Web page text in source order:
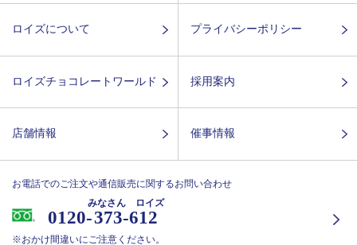
ロイズについて プライバシーポリシー
ロイズチョコレートワールド 採用案内
店舗情報 催事情報
お電話でのご注文や通信販売に関するお問い合わせ
0120-373-612
みなさん ロイズ
※おかけ間違いにご注意ください。